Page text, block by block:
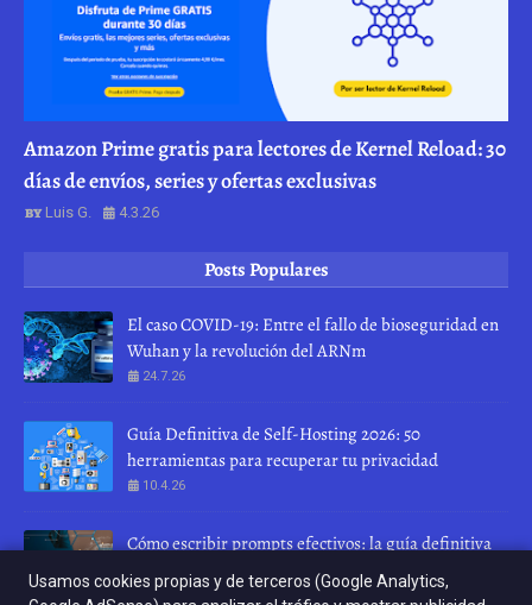
Amazon Prime gratis para lectores de Kernel Reload: 30
días de envíos, series y ofertas exclusivas
Luis G. 4.3.26
Posts Populares
El caso COVID-19: Entre el fallo de bioseguridad en
Wuhan y la revolución del ARNm
24.7.26
Guía Definitiva de Self-Hosting 2026: 50
herramientas para recuperar tu privacidad
10.4.26
Cómo escribir prompts efectivos: la guía definitiva
para hablar con una IA
28.7.26
Usamos cookies propias y de terceros (Google Analytics,